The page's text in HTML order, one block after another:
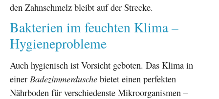
den Zahnschmelz bleibt auf der Strecke.
Bakterien im feuchten Klima –
Hygieneprobleme
Auch hygienisch ist Vorsicht geboten. Das Klima in
einer Badezimmerdusche bietet einen perfekten
Nährboden für verschiedenste Mikroorganismen –